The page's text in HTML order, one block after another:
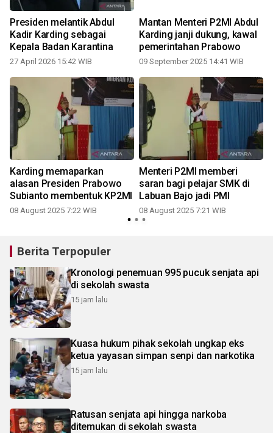
Presiden melantik Abdul
Kadir Karding sebagai
Kepala Badan Karantina
27 April 2026 15:42 WIB
Mantan Menteri P2MI Abdul
Karding janji dukung, kawal
pemerintahan Prabowo
09 September 2025 14:41 WIB
Karding memaparkan
alasan Presiden Prabowo
Subianto membentuk KP2MI
08 August 2025 7:22 WIB
Menteri P2MI memberi
saran bagi pelajar SMK di
Labuan Bajo jadi PMI
08 August 2025 7:21 WIB
Berita Terpopuler
Kronologi penemuan 995 pucuk senjata api
di sekolah swasta
15 jam lalu
Kuasa hukum pihak sekolah ungkap eks
ketua yayasan simpan senpi dan narkotika
15 jam lalu
Ratusan senjata api hingga narkoba
ditemukan di sekolah swasta